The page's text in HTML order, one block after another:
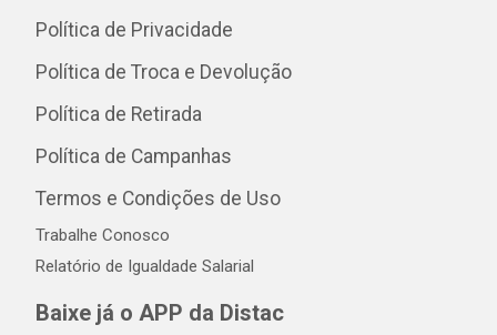
Política de Privacidade
Política de Troca e Devolução
Política de Retirada
Política de Campanhas
Termos e Condições de Uso
Trabalhe Conosco
Relatório de Igualdade Salarial
Baixe já o APP da Distac